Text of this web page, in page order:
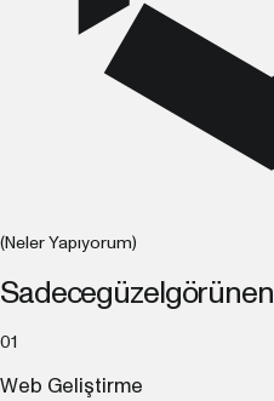
(Neler Yapıyorum)
Sadecegüzel görünen
01
Web Geliştirme